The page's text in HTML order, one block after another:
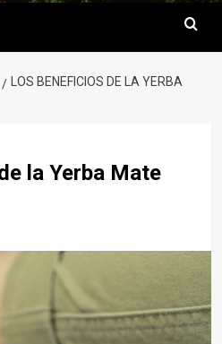
LOS BENEFICIOS DE LA YERBA
la Yerba Mate